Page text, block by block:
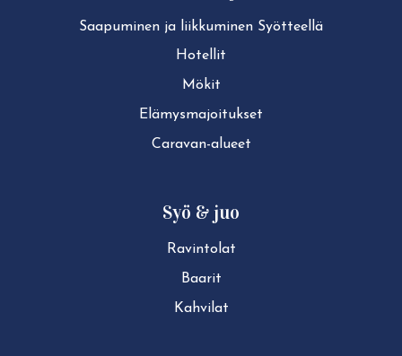
Saapuminen ja liikkuminen Syötteellä
Hotellit
Mökit
Elä­mys­ma­joi­tuk­set
Caravan-alueet
Syö & juo
Ravintolat
Baarit
Kahvilat